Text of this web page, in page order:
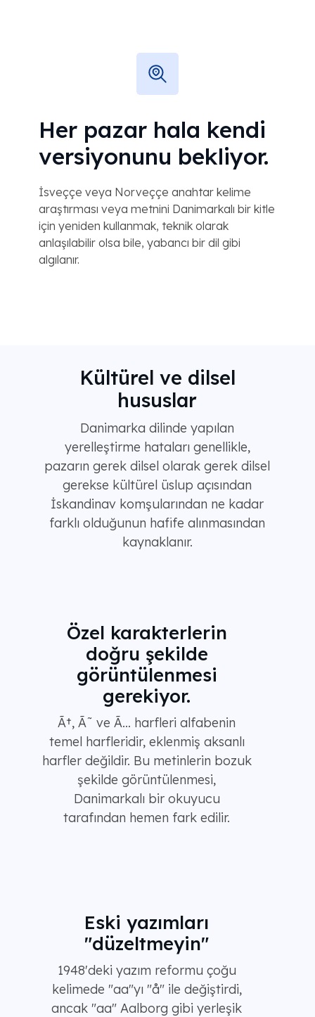
Her pazar hala kendi
versiyonunu bekliyor.
İsveççe veya Norveççe anahtar kelime
araştırması veya metnini Danimarkalı bir kitle
için yeniden kullanmak, teknik olarak
anlaşılabilir olsa bile, yabancı bir dil gibi
algılanır.
Kültürel ve dilsel
hususlar
Danimarka dilinde yapılan
yerelleştirme hataları genellikle,
pazarın gerek dilsel olarak gerek dilsel
gerekse kültürel üslup açısından
İskandinav komşularından ne kadar
farklı olduğunun hafife alınmasından
kaynaklanır.
Özel karakterlerin
doğru şekilde
görüntülenmesi
gerekiyor.
Ã†, Ã˜ ve Ã… harfleri alfabenin
temel harfleridir, eklenmiş aksanlı
harfler değildir. Bu metinlerin bozuk
şekilde görüntülenmesi,
Danimarkalı bir okuyucu
tarafından hemen fark edilir.
Eski yazımları
"düzeltmeyin"
1948'deki yazım reformu çoğu
kelimede "aa"yı "å" ile değiştirdi,
ancak "aa" Aalborg gibi yerleşik